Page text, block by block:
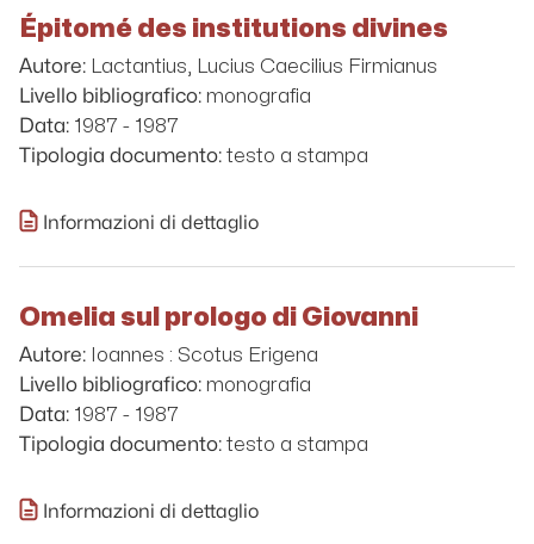
Épitomé des institutions divines
Autore: Lactantius, Lucius Caecilius Firmianus
Livello bibliografico: monografia
Data: 1987 - 1987
Tipologia documento: testo a stampa
Informazioni di dettaglio
Omelia sul prologo di Giovanni
Autore: Ioannes : Scotus Erigena
Livello bibliografico: monografia
Data: 1987 - 1987
Tipologia documento: testo a stampa
Informazioni di dettaglio